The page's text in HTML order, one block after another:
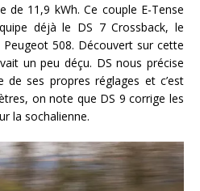
de 11,9 kWh. Ce couple E-Tense
déjà le DS 7 Crossback, le
508. Découvert sur cette
un peu déçu. DS nous précise
de ses propres réglages et c’est
on note que DS 9 corrige les
la sochalienne.